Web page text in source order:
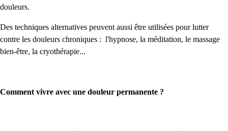
douleurs.
Des techniques alternatives peuvent aussi être utilisées pour lutter
contre les douleurs chroniques : l'hypnose, la méditation, le massage
bien-être, la cryothérapie...
Comment vivre avec une douleur permanente ?